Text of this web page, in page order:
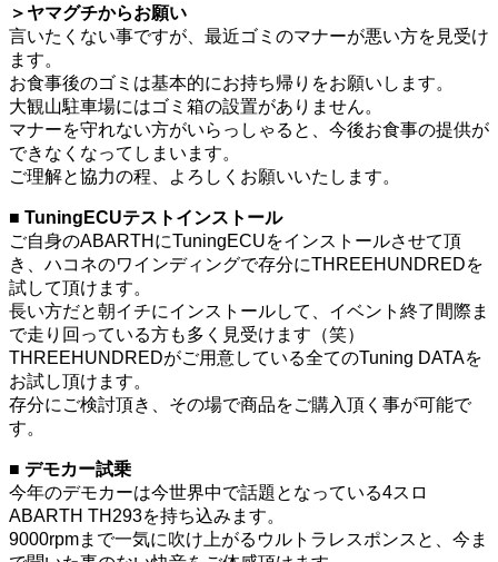
＞ヤマグチからお願い
言いたくない事ですが、最近ゴミのマナーが悪い方を見受け
ます。
お食事後のゴミは基本的にお持ち帰りをお願いします。
大観山駐車場にはゴミ箱の設置がありません。
マナーを守れない方がいらっしゃると、今後お食事の提供が
できなくなってしまいます。
ご理解と協力の程、よろしくお願いいたします。
■ TuningECUテストインストール
ご自身のABARTHにTuningECUをインストールさせて頂
き、ハコネのワインディングで存分にTHREEHUNDREDを
試して頂けます。
長い方だと朝イチにインストールして、イベント終了間際ま
で走り回っている方も多く見受けます（笑）
THREEHUNDREDがご用意している全てのTuning DATAを
お試し頂けます。
存分にご検討頂き、その場で商品をご購入頂く事が可能で
す。
■ デモカー試乗
今年のデモカーは今世界中で話題となっている4スロ
ABARTH TH293を持ち込みます。
9000rpmまで一気に吹け上がるウルトラレスポンスと、今ま